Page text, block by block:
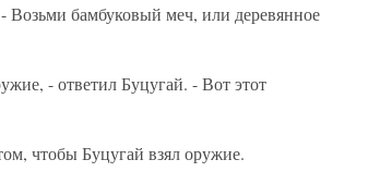
бамбуковый меч, или деревянное
- ответил Буцугай. - Вот этот
чтобы Буцугай взял оружие.